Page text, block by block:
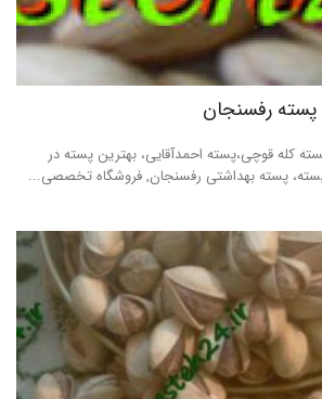
رفسنجان
کله قوچی،پسته احمدآقایی، بهترین پسته در
پسته، پسته بهداشتی رفسنجان, فروشگاه تخصصی...